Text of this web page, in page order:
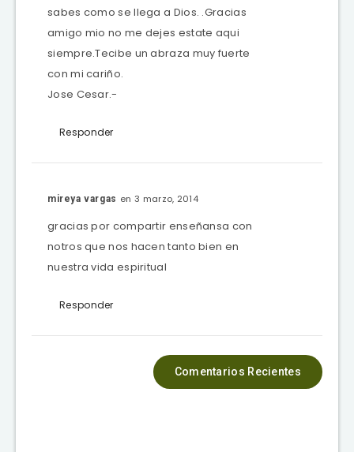
sabes como se llega a Dios. .Gracias
amigo mio no me dejes estate aqui
siempre.Tecibe un abraza muy fuerte
con mi cariño.
Jose Cesar.-
Responder
mireya vargas en 3 marzo, 2014
gracias por compartir enseñansa con
notros que nos hacen tanto bien en
nuestra vida espiritual
Responder
Comentarios Recientes